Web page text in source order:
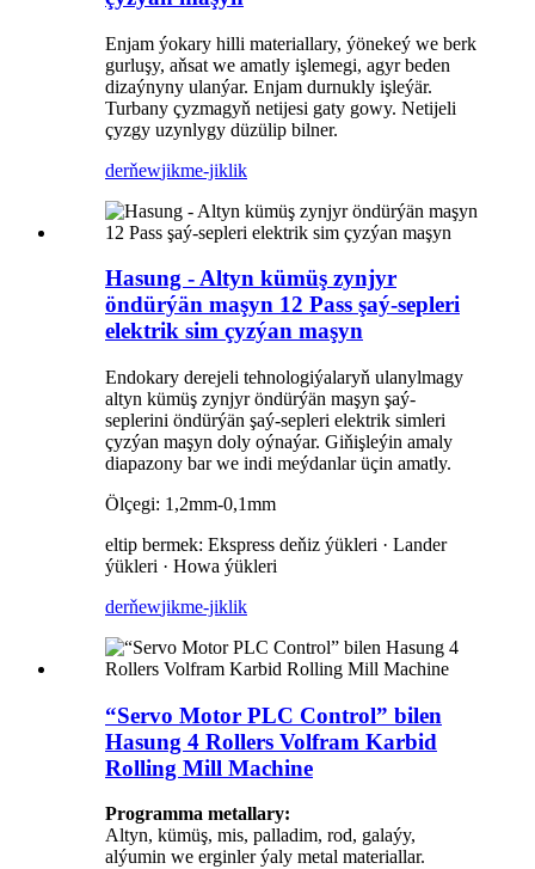
Enjam ýokary hilli materiallary, ýönekeý we berk
gurluşy, aňsat we amatly işlemegi, agyr beden
dizaýnyny ulanýar. Enjam durnukly işleýär.
Turbany çyzmagyň netijesi gaty gowy. Netijeli
çyzgy uzynlygy düzülip bilner.
derňewjikme-jiklik
Hasung - Altyn kümüş zynjyr
öndürýän maşyn 12 Pass şaý-sepleri
elektrik sim çyzýan maşyn
Endokary derejeli tehnologiýalaryň ulanylmagy
altyn kümüş zynjyr öndürýän maşyn şaý-
seplerini öndürýän şaý-sepleri elektrik simleri
çyzýan maşyn doly oýnaýar. Giňişleýin amaly
diapazony bar we indi meýdanlar üçin amatly.
Ölçegi: 1,2mm-0,1mm
eltip bermek: Ekspress deňiz ýükleri · Lander
ýükleri · Howa ýükleri
derňewjikme-jiklik
“Servo Motor PLC Control” bilen
Hasung 4 Rollers Volfram Karbid
Rolling Mill Machine
Programma metallary:
Altyn, kümüş, mis, palladim, rod, galaýy,
alýumin we erginler ýaly metal materiallar.